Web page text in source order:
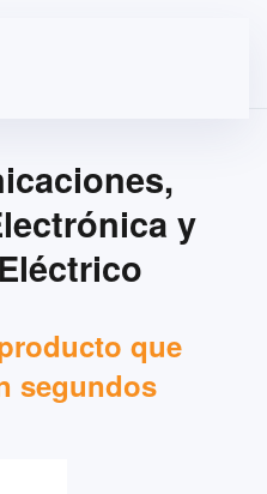
y
que
segundos